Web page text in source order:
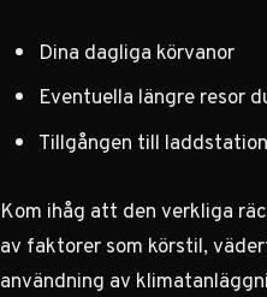
Dina dagliga körvanor
Eventuella längre resor
Tillgången till
Kom ihåg att den verkliga
av faktorer som körstil,
användning av